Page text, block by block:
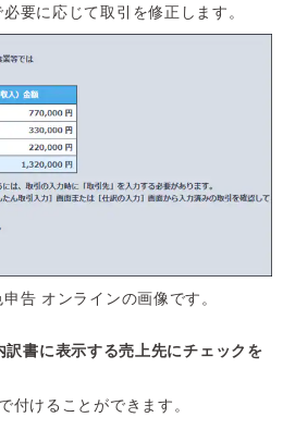
要に応じて取引を修正します。
告 オンラインの画像です。
訳書に表示する売上先にチェックを
付けることができます。